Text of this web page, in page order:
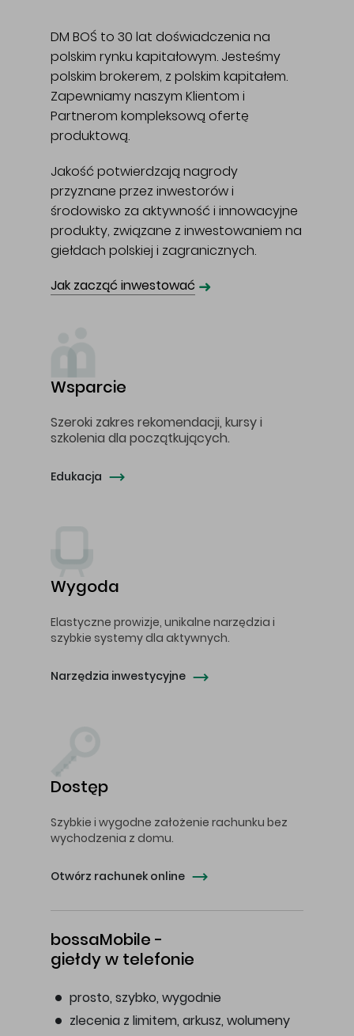
DM BOŚ to 30 lat doświadczenia na
polskim rynku kapitałowym. Jesteśmy
polskim brokerem, z polskim kapitałem.
Zapewniamy naszym Klientom i
Partnerom kompleksową ofertę
produktową.
Jakość potwierdzają nagrody
przyznane przez inwestorów i
środowisko za aktywność i innowacyjne
produkty, związane z inwestowaniem na
giełdach polskiej i zagranicznych.
Jak zacząć inwestować ➜
Wsparcie
Szeroki zakres rekomendacji, kursy i
szkolenia dla początkujących.
Edukacja
Wygoda
Elastyczne prowizje, unikalne narzędzia i
szybkie systemy dla aktywnych.
Narzędzia inwestycyjne
Dostęp
Szybkie i wygodne założenie rachunku bez
wychodzenia z domu.
Otwórz rachunek online
bossaMobile -
giełdy w telefonie
prosto, szybko, wygodnie
zlecenia z limitem, arkusz, wolumeny